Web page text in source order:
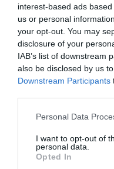
interest-based ads
us or personal
your opt-out. You may
disclosure of your
IAB’s list of downstream
also be disclosed by us
Downstream Participants
Please note that this
not limited to your visit
grant or deny consent to
use your data for below
Personal Data
I want to opt-out of
personal data.
Opted In